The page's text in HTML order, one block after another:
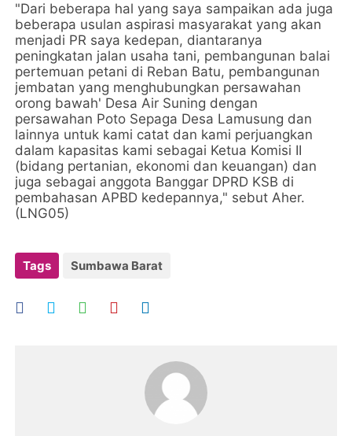
"Dari beberapa hal yang saya sampaikan ada juga
beberapa usulan aspirasi masyarakat yang akan
menjadi PR saya kedepan, diantaranya
peningkatan jalan usaha tani, pembangunan balai
pertemuan petani di Reban Batu, pembangunan
jembatan yang menghubungkan persawahan
orong bawah' Desa Air Suning dengan
persawahan Poto Sepaga Desa Lamusung dan
lainnya untuk kami catat dan kami perjuangkan
dalam kapasitas kami sebagai Ketua Komisi II
(bidang pertanian, ekonomi dan keuangan) dan
juga sebagai anggota Banggar DPRD KSB di
pembahasan APBD kedepannya," sebut Aher.
(LNG05)
Tags Sumbawa Barat